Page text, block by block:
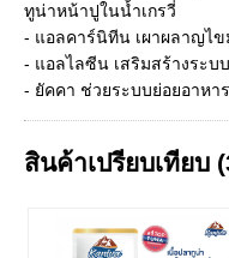
ทูน่าหน้าปูในน้ำเกรวี่
- แอลคาร์นิทีน เผาผลาญไ
- แอลไลซีน เสริมสร้างระบ
- ยัคคา ช่วยระบบย่อยอาหา
สินค้าเปรียบเทียบ